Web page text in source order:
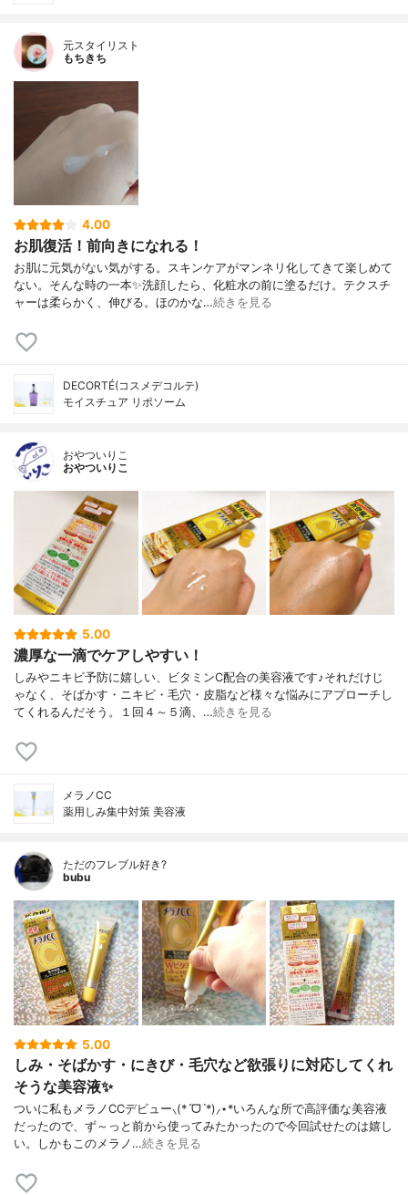
元スタイリスト
もちきち
4.00
お肌復活！前向きになれる！
お肌に元気がない気がする。スキンケアがマンネリ化してきて楽しめて
ない。そんな時の一本✨洗顔したら、化粧水の前に塗るだけ。テクスチ
ャーは柔らかく、伸びる。ほのかな…続きを見る
DECORTÉ(コスメデコルテ)
モイスチュア リポソーム
おやついりこ
おやついりこ
5.00
濃厚な一滴でケアしやすい！
しみやニキビ予防に嬉しい、ビタミンC配合の美容液です♪それだけじ
ゃなく、そばかす・ニキビ・毛穴・皮脂など様々な悩みにアプローチし
てくれるんだそう。１回４～５滴、…続きを見る
メラノCC
薬用しみ集中対策 美容液
ただのフレブル好き?
bubu
5.00
しみ・そばかす・にきび・毛穴など欲張りに対応してくれ
そうな美容液✨
ついに私もメラノCCデビュー⸜(*ˊᗜˋ*)⸝⋆*いろんな所で高評価な美容液
だったので、ず～っと前から使ってみたかったので今回試せたのは嬉し
い。しかもこのメラノ…続きを見る